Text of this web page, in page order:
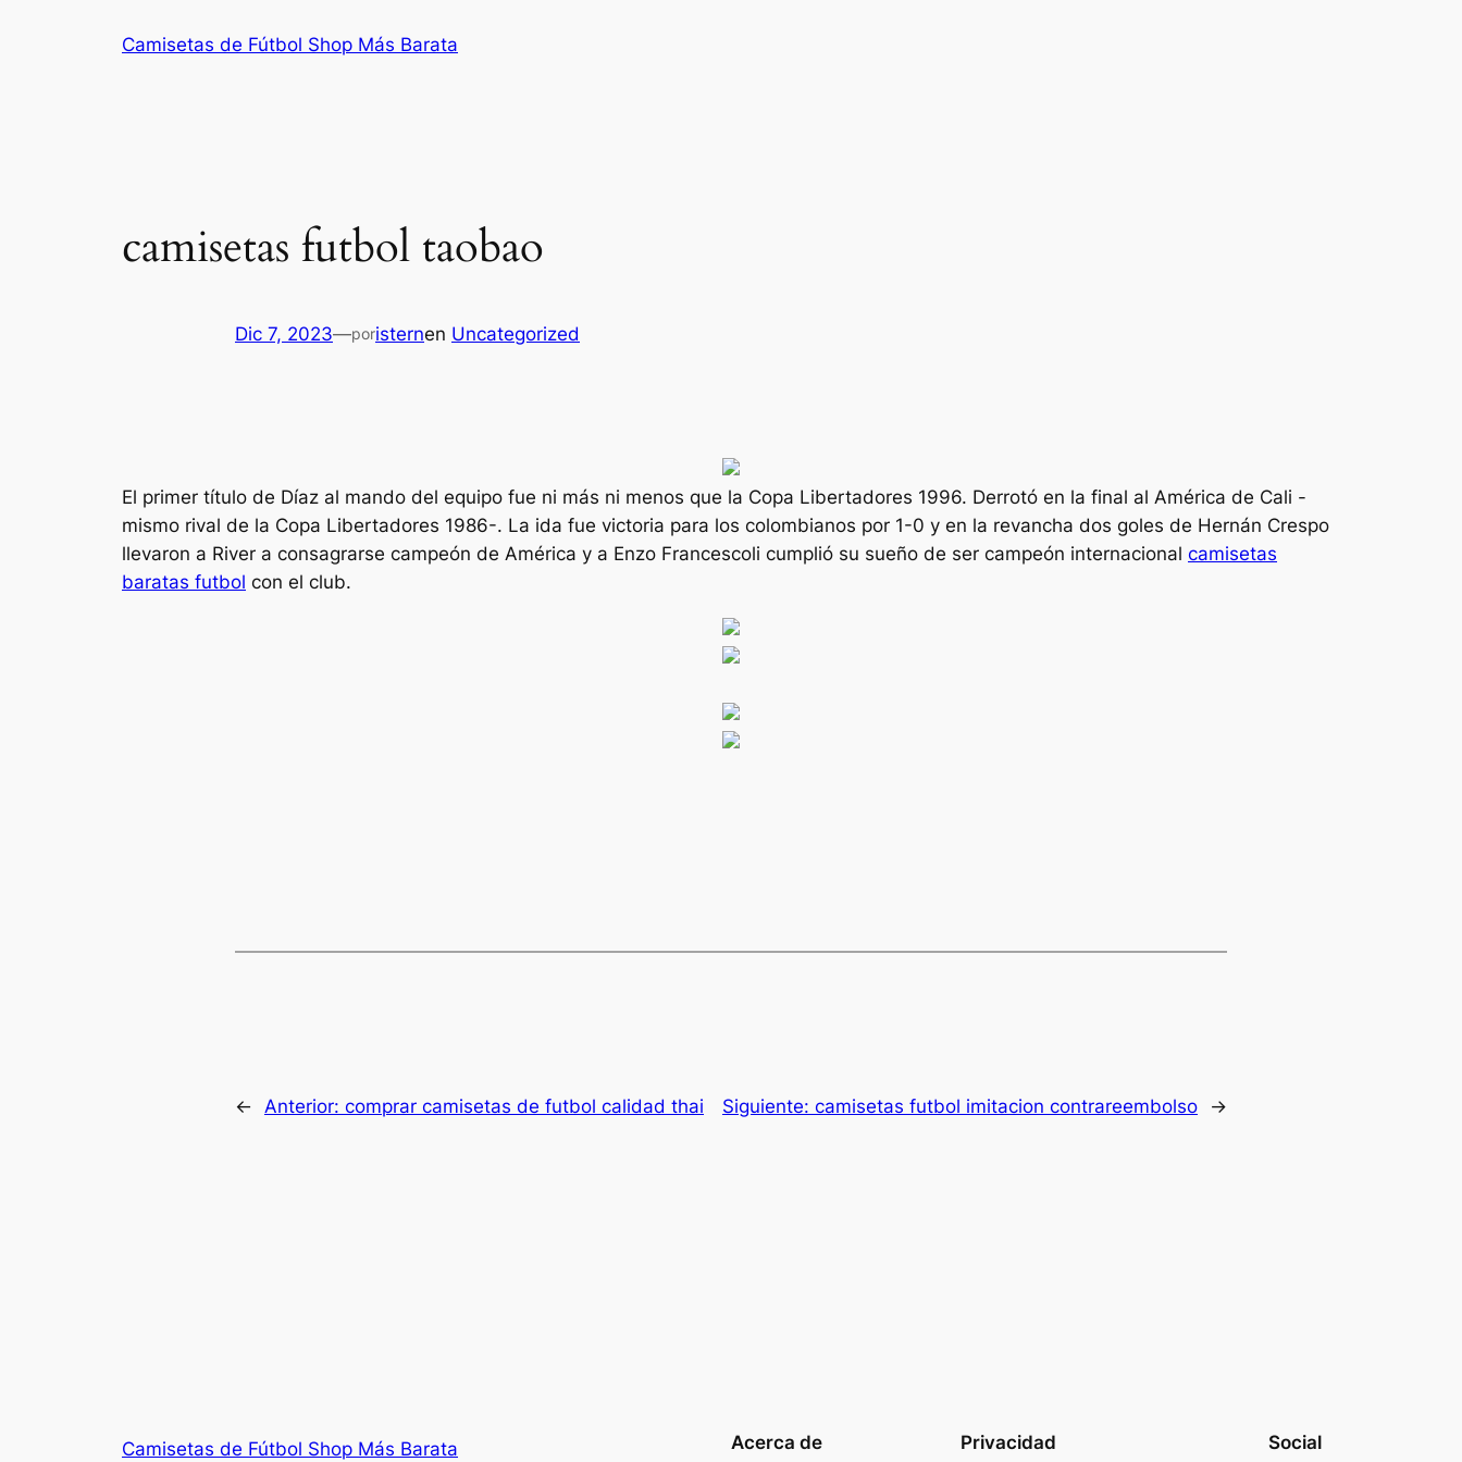
Camisetas de Fútbol Shop Más Barata
camisetas futbol taobao
Dic 7, 2023—poristernen Uncategorized
El primer título de Díaz al mando del equipo fue ni más ni menos que la Copa Libertadores 1996. Derrotó en la final al América de Cali -
mismo rival de la Copa Libertadores 1986-. La ida fue victoria para los colombianos por 1-0 y en la revancha dos goles de Hernán Crespo
llevaron a River a consagrarse campeón de América y a Enzo Francescoli cumplió su sueño de ser campeón internacional camisetas
baratas futbol con el club.
← Anterior: comprar camisetas de futbol calidad thai Siguiente: camisetas futbol imitacion contrareembolso →
Camisetas de Fútbol Shop Más Barata Acerca de Privacidad Social